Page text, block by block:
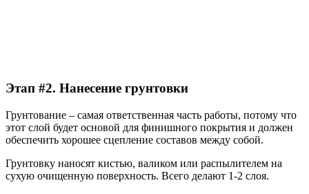
Этап #2. Нанесение грунтовки
Грунтование – самая ответственная часть работы, потому что
этот слой будет основой для финишного покрытия и должен
обеспечить хорошее сцепление составов между собой.
Грунтовку наносят кистью, валиком или распылителем на
сухую очищенную поверхность. Всего делают 1-2 слоя.